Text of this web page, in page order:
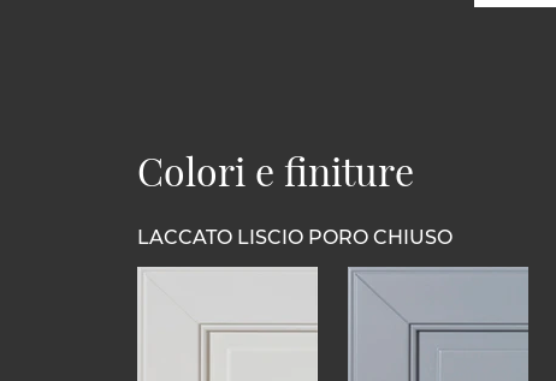
Colori e finiture
LACCATO LISCIO PORO CHIUSO